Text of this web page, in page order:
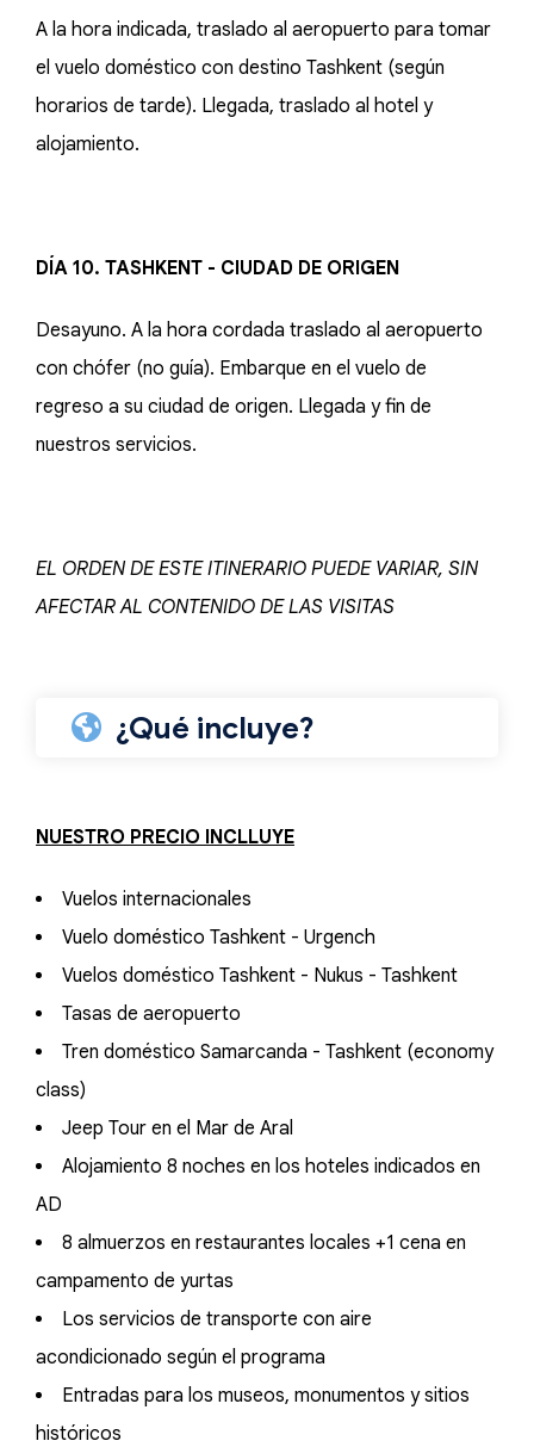
A la hora indicada, traslado al aeropuerto para tomar
el vuelo doméstico con destino Tashkent (según
horarios de tarde). Llegada, traslado al hotel y
alojamiento.
DÍA 10. TASHKENT - CIUDAD DE ORIGEN
Desayuno. A la hora cordada traslado al aeropuerto
con chófer (no guía). Embarque en el vuelo de
regreso a su ciudad de origen. Llegada y fin de
nuestros servicios.
EL ORDEN DE ESTE ITINERARIO PUEDE VARIAR, SIN
AFECTAR AL CONTENIDO DE LAS VISITAS
¿Qué incluye?
NUESTRO PRECIO INCLLUYE
Vuelos internacionales
Vuelo doméstico Tashkent - Urgench
Vuelos doméstico Tashkent - Nukus - Tashkent
Tasas de aeropuerto
Tren doméstico Samarcanda - Tashkent (economy
class)
Jeep Tour en el Mar de Aral
Alojamiento 8 noches en los hoteles indicados en
AD
8 almuerzos en restaurantes locales +1 cena en
campamento de yurtas
Los servicios de transporte con aire
acondicionado según el programa
Entradas para los museos, monumentos y sitios
históricos